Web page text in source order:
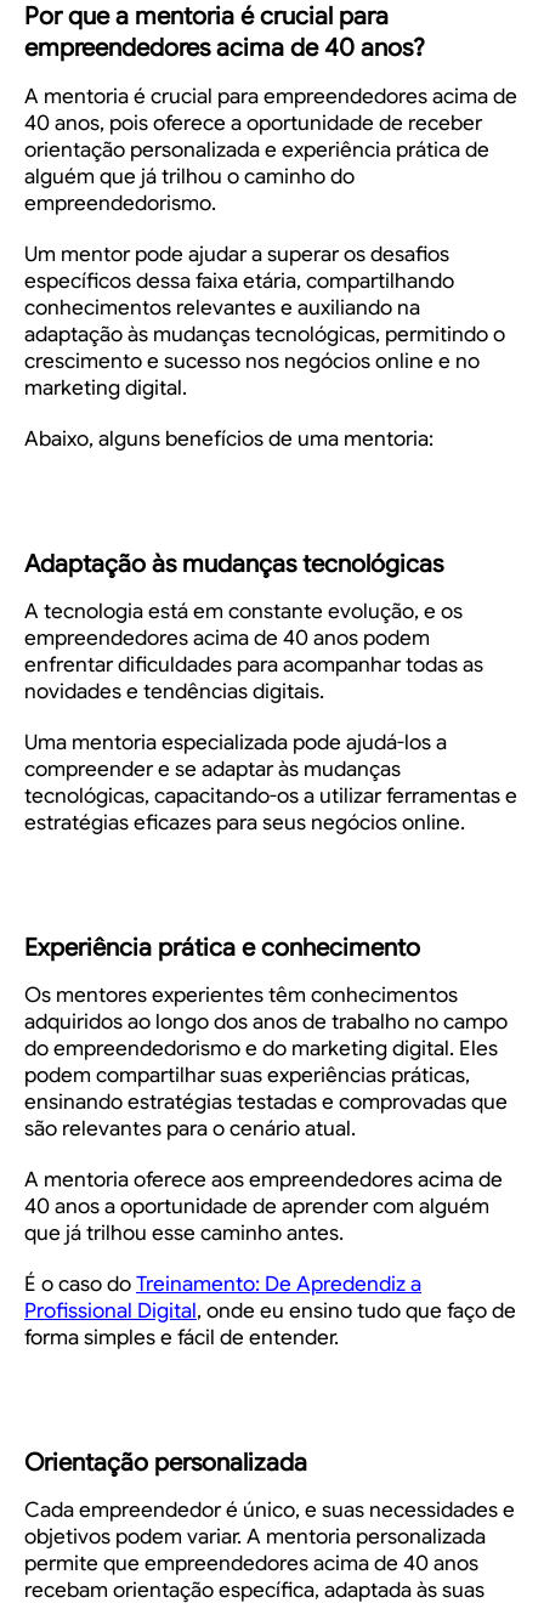
Por que a mentoria é crucial para
empreendedores acima de 40 anos?
A mentoria é crucial para empreendedores acima de
40 anos, pois oferece a oportunidade de receber
orientação personalizada e experiência prática de
alguém que já trilhou o caminho do
empreendedorismo.
Um mentor pode ajudar a superar os desafios
específicos dessa faixa etária, compartilhando
conhecimentos relevantes e auxiliando na
adaptação às mudanças tecnológicas, permitindo o
crescimento e sucesso nos negócios online e no
marketing digital.
Abaixo, alguns benefícios de uma mentoria:
Adaptação às mudanças tecnológicas
A tecnologia está em constante evolução, e os
empreendedores acima de 40 anos podem
enfrentar dificuldades para acompanhar todas as
novidades e tendências digitais.
Uma mentoria especializada pode ajudá-los a
compreender e se adaptar às mudanças
tecnológicas, capacitando-os a utilizar ferramentas e
estratégias eficazes para seus negócios online.
Experiência prática e conhecimento
Os mentores experientes têm conhecimentos
adquiridos ao longo dos anos de trabalho no campo
do empreendedorismo e do marketing digital. Eles
podem compartilhar suas experiências práticas,
ensinando estratégias testadas e comprovadas que
são relevantes para o cenário atual.
A mentoria oferece aos empreendedores acima de
40 anos a oportunidade de aprender com alguém
que já trilhou esse caminho antes.
É o caso doTreinamento: De Apredendiz a
Profissional Digital, onde eu ensino tudo que faço de
forma simples e fácil de entender.
Orientação personalizada
Cada empreendedor é único, e suas necessidades e
objetivos podem variar. A mentoria personalizada
permite que empreendedores acima de 40 anos
recebam orientação específica, adaptada às suas